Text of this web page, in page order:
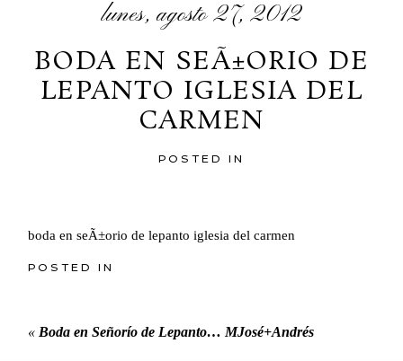
lunes, agosto 27, 2012
BODA EN SEÃ±ORIO DE
LEPANTO IGLESIA DEL
CARMEN
POSTED IN
boda en seÃ±orio de lepanto iglesia del carmen
POSTED IN
« Boda en Señorío de Lepanto… MJosé+Andrés